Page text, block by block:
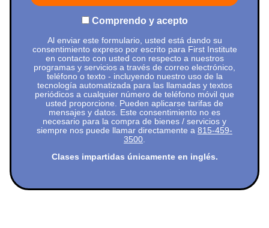
Comprendo y acepto
Al enviar este formulario, usted está dando su
consentimiento expreso por escrito para First Institute
en contacto con usted con respecto a nuestros
programas y servicios a través de correo electrónico,
teléfono o texto - incluyendo nuestro uso de la
tecnología automatizada para las llamadas y textos
periódicos a cualquier número de teléfono móvil que
usted proporcione. Pueden aplicarse tarifas de
mensajes y datos. Este consentimiento no es
necesario para la compra de bienes / servicios y
siempre nos puede llamar directamente a 815-459-
3500
Clases impartidas únicamente en inglés.